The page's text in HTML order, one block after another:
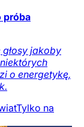
próba
jakoby
o energetykę,
Tylko na